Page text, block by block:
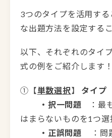
3つのタイプを活用す
な出題方法を設定する
以下、それぞれのタイ
式の例をご紹介します！
①【単数選択】
タイプ
・択一問題
：最
はまらないものを1つ選
・正誤問題
：